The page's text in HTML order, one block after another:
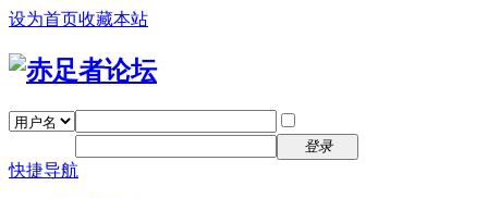
设为首页收藏本站
登录
快捷导航